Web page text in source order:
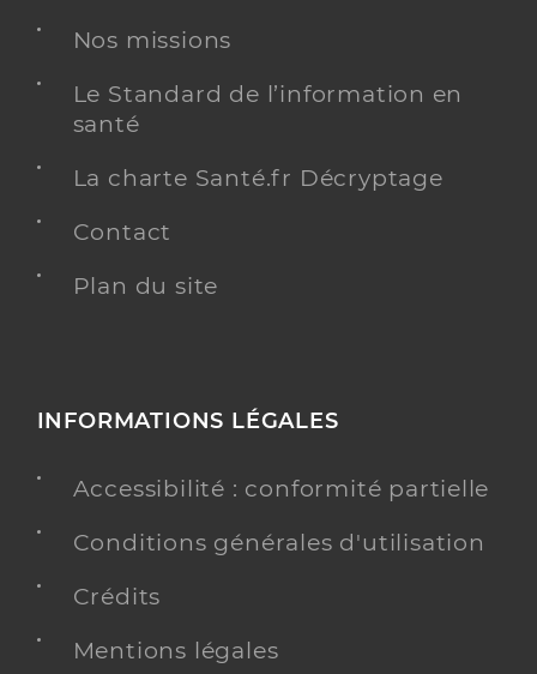
Adresse
135 Rue du Président Coty, 59200 Tourcoing
Téléphone
+33 3 20 69 49 49
Dr Roches Elisabeth
Professionel de santé
Adresse
1 Rue des Francs, 59200 Tourcoing
Type de convention
Conventionné secteur 1
Nos missions
Le Standard de l’information en
santé
La charte Santé.fr Décryptage
Contact
Plan du site
INFORMATIONS LÉGALES
Accessibilité : conformité partielle
Conditions générales d'utilisation
Crédits
Mentions légales